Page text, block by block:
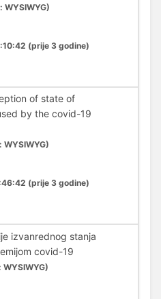
WYSIWYG)
(prije 3 godine)
of state of
by the covid-19
WYSIWYG)
(prije 3 godine)
izvanrednog stanja
covid-19
WYSIWYG)